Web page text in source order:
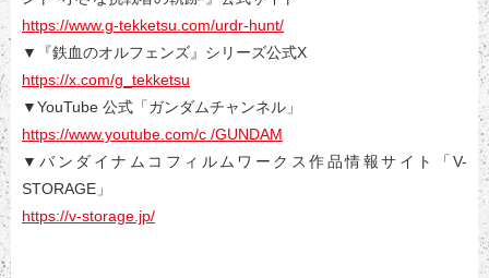
https://www.g-tekketsu.com/urdr-hunt/
▼『鉄血のオルフェンズ』シリーズ公式X
https://x.com/g_tekketsu
▼YouTube 公式「ガンダムチャンネル」
https://www.youtube.com/c /GUNDAM
▼バンダイナムコフィルムワークス作品情報サイト「V-
STORAGE」
https://v-storage.jp/